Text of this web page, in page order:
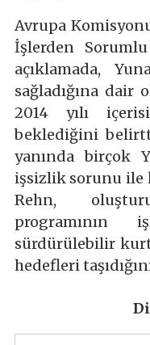
Avrupa
İşlerden
açıklamada,
sağladığına dair
2014 yılı
beklediğini
yanında birçok
işsizlik sorunu ile
Rehn,
programının
sürdürülebilir
hedefleri